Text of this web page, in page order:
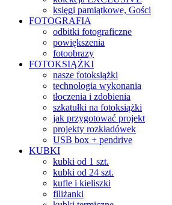
księgi pamiątkowe, Gości
FOTOGRAFIA
odbitki fotograficzne
powiększenia
fotoobrazy
FOTOKSIĄŻKI
nasze fotoksiążki
technologia wykonania
tłoczenia i zdobienia
szkatułki na fotoksiążki
jak przygotować projekt
projekty rozkładówek
USB box + pendrive
KUBKI
kubki od 1 szt.
kubki od 24 szt.
kufle i kieliszki
filiżanki